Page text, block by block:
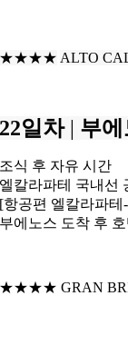
★★★★ ALTO
22일차 | 부
조식 후 자유 시간
엘칼라파테 국내선
[항공편 엘칼라파
부에노스 도착 후
★★★★ GRAN